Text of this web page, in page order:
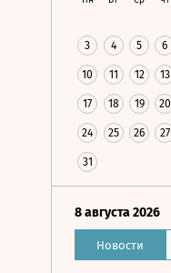
3 4 5 6
10 11 12 13
17 18 19 20
24 25 26 27
31
8 августа 2026
Новости